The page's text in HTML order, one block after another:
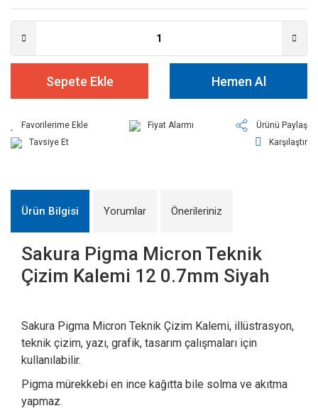
Sepete Ekle Hemen Al
Fiyat Alarmı
Ürünü Paylaş
Tavsiye Et
Karşılaştır
Ürün Bilgisi Yorumlar Önerileriniz
Sakura Pigma Micron Teknik
Çizim Kalemi 12 0.7mm Siyah
Sakura Pigma Micron Teknik Çizim Kalemi, illüstrasyon,
teknik çizim, yazı, grafik, tasarım çalışmaları için
kullanılabilir.
Pigma mürekkebi en ince kağıtta bile solma ve akıtma
yapmaz.